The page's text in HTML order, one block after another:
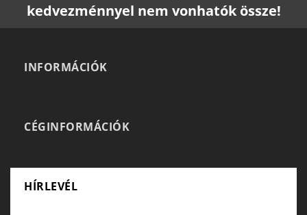
kedvezménnyel nem vonhatók össze!
INFORMÁCIÓK
CÉGINFORMÁCIÓK
HÍRLEVÉL